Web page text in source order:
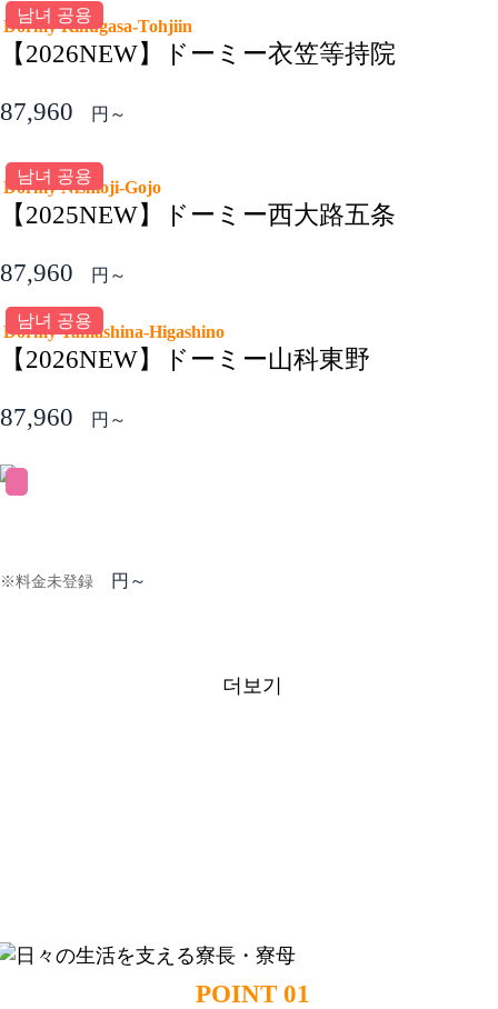
남녀 공용
Dormy Kinugasa-Tohjiin
【2026NEW】ドーミー衣笠等持院
87,960 円～
남녀 공용
Dormy Nishioji-Gojo
【2025NEW】ドーミー西大路五条
87,960 円～
남녀 공용
Dormy Yamashina-Higashino
【2026NEW】ドーミー山科東野
87,960 円～
※料金未登録 円～
더보기
POINT 01